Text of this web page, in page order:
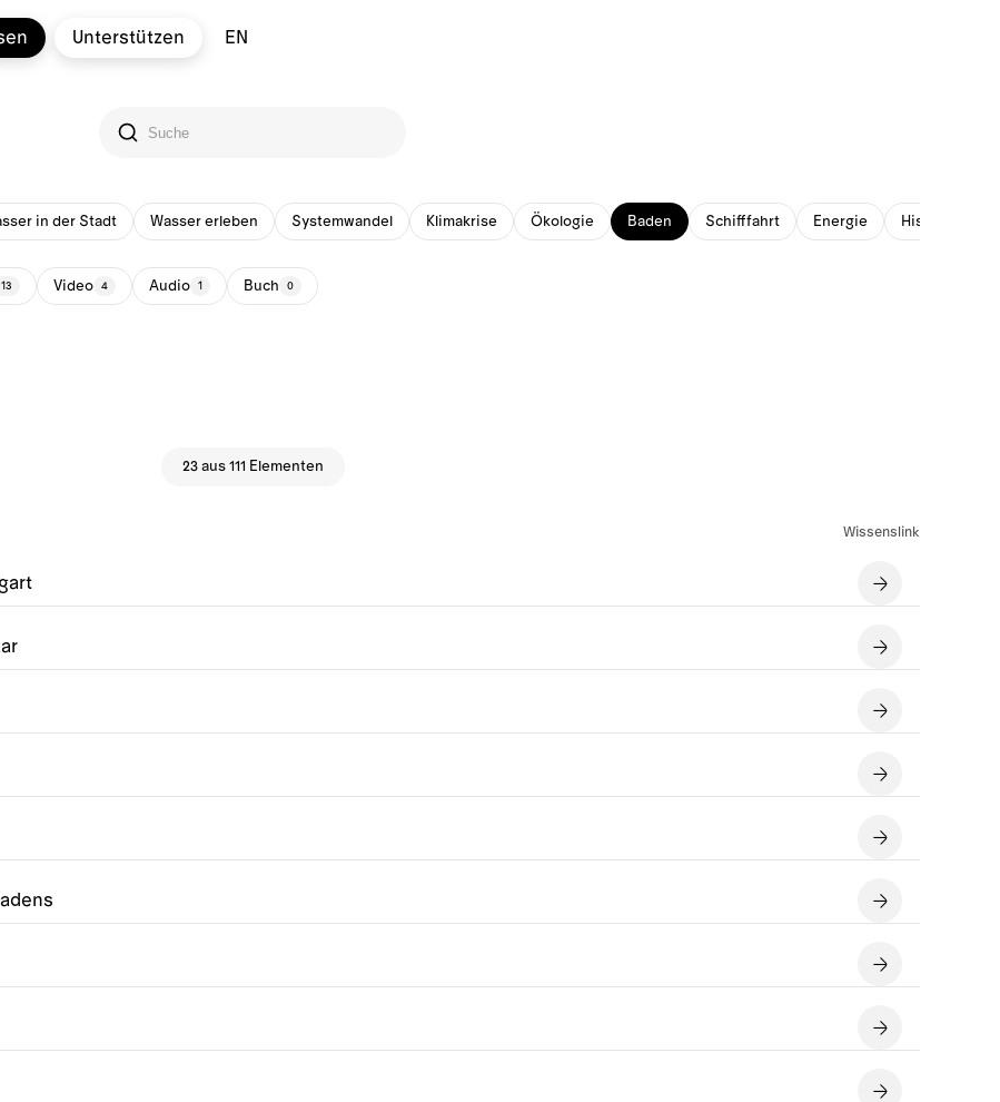
Unterstützen EN
in der Stadt Wasser erleben Systemwandel Klimakrise Ökologie Baden Schifffahrt Energie Historisches
13 Video 4 Audio 1 Buch 0
23 aus 111 Elementen
Wissenslink